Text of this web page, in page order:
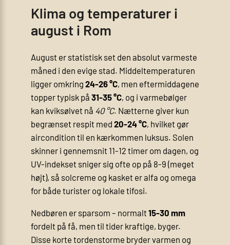
Klima og temperaturer i
august i Rom
August er statistisk set den absolut varmeste
måned i den evige stad. Middeltemperaturen
ligger omkring 24-26 °C, men eftermiddagene
topper typisk på 31-35 °C, og i varmebølger
kan kviksølvet nå 40 °C. Nætterne giver kun
begrænset respit med 20-24 °C, hvilket gør
aircondition til en kærkommen luksus. Solen
skinner i gennemsnit 11-12 timer om dagen, og
UV-indekset sniger sig ofte op på 8-9 (meget
højt), så solcreme og kasket er alfa og omega
for både turister og lokale tifosi.
Nedbøren er sparsom – normalt15-30 mm
fordelt på få, men til tider kraftige, byger.
Disse korte tordenstorme bryder varmen og